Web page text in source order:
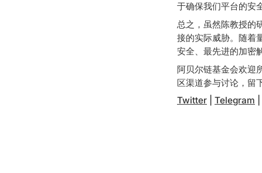
于确保我们平台的安
总之，虽然陈教授的
接的实际威胁。随着
安全、最先进的加密
阿贝尔链基金会欢迎
区渠道参与讨论，留
Twitter |Telegram